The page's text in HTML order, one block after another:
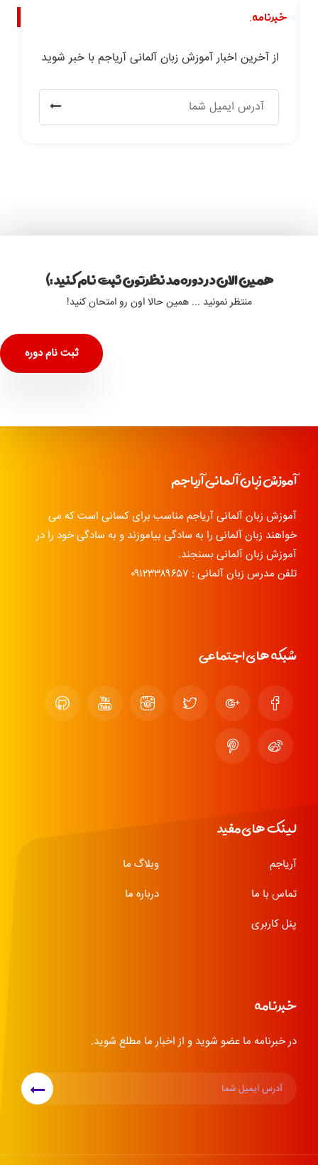
خبرنامه.
از آخرین اخبار آموزش زبان آلمانی آریاجم با خبر شوید
همین الان در دوره مد نظرتون ثبت نام کنید :)
منتظر نمونید ... همین حالا اون رو امتحان کنید!
ثبت نام دوره
آموزش زبان آلمانی آریاجم
آموزش زبان آلمانی آریاجم مناسب برای کسانی است که می
خواهند زبان آلمانی را به سادگی بیاموزند و به سادگی خود را در
آموزش زبان آلمانی بسنجند.
تلفن مدرس زبان آلمانی : ۰۹۱۲۳۳۸۹۶۵۷
شبکه های اجتماعی
لینک های مفید
آریاجم
وبلاگ ما
تماس با ما
درباره ما
پنل کاربری
خبرنامه
در خبرنامه ما عضو شوید و از اخبار ما مطلع شوید.